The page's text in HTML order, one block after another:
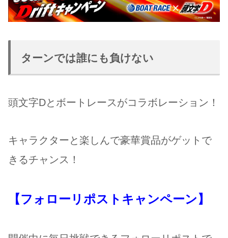
ターンでは誰にも負けない
頭文字Dとボートレースがコラボレーション！
キャラクターと楽しんで豪華賞品がゲットで
きるチャンス！
【フォローリポストキャンペーン】